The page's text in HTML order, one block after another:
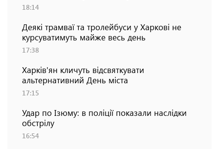
18:14
Деякі трамваї та тролейбуси у Харкові не
курсуватимуть майже весь день
17:38
Харків'ян кличуть відсвяткувати
альтернативний День міста
17:15
Удар по Ізюму: в поліції показали наслідки
обстрілу
16:54